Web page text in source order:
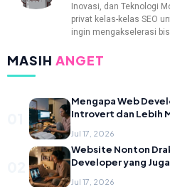
Inovasi, dan Teknologi
privat kelas-kelas SEO
ingin mengakselerasi
MASIH ANGET
Mengapa Web
Introvert dan Lebih
Jul 17, 2026
Website Nonton
Developer yang
Jul 17, 2026